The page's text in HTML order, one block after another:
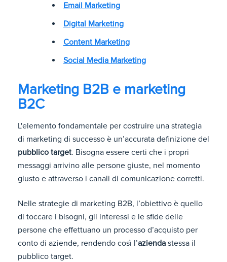
Email Marketing
Digital Marketing
Content Marketing
Social Media Marketing
Marketing B2B e marketing
B2C
L'elemento fondamentale per costruire una strategia
di marketing di successo è un’accurata definizione del
pubblico target. Bisogna essere certi che i propri
messaggi arrivino alle persone giuste, nel momento
giusto e attraverso i canali di comunicazione corretti.
Nelle strategie di marketing B2B, l’obiettivo è quello
di toccare i bisogni, gli interessi e le sfide delle
persone che effettuano un processo d’acquisto per
conto di aziende, rendendo così l’azienda stessa il
pubblico target.